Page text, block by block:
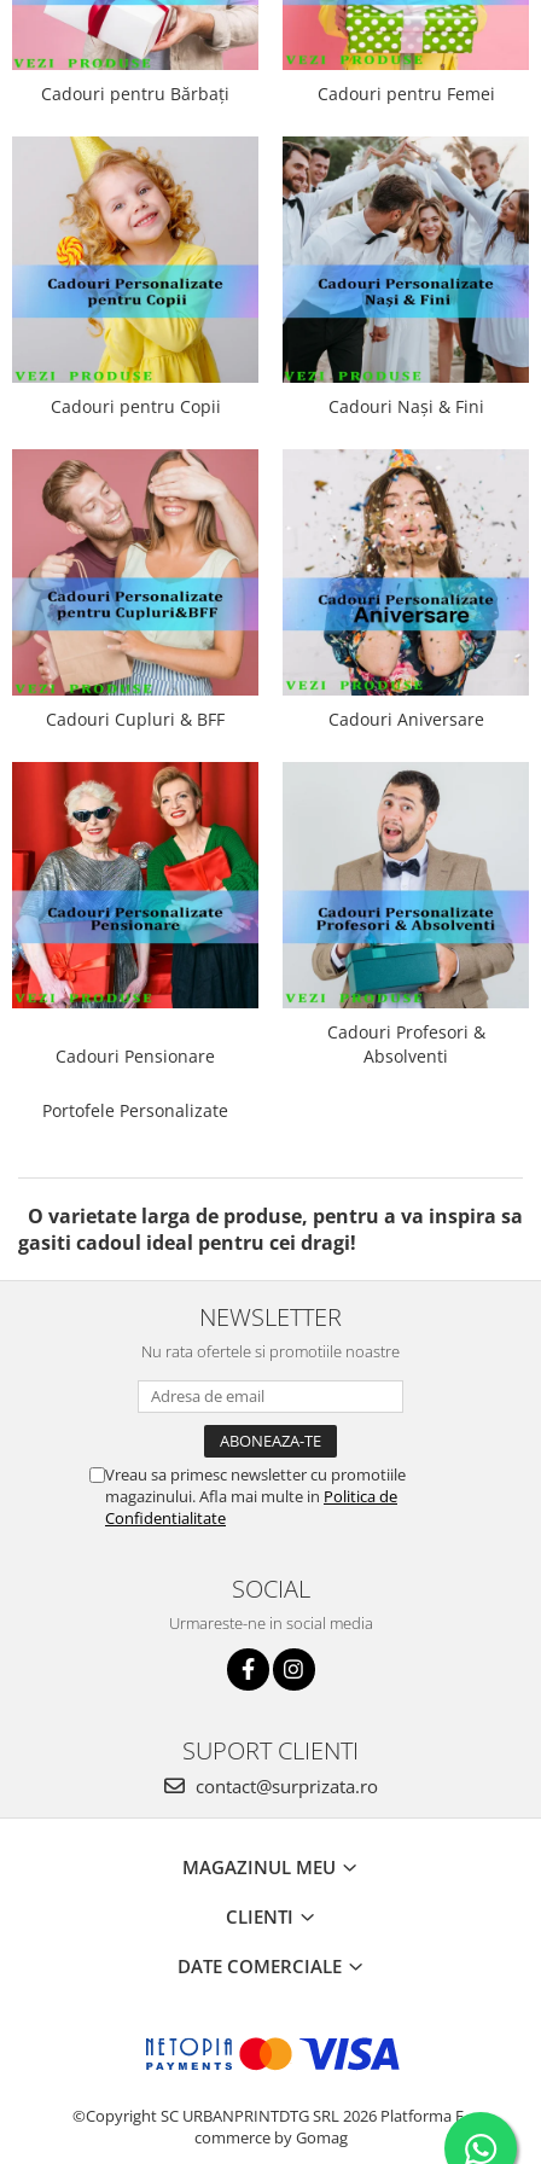
Cadouri pentru Bărbați Cadouri pentru Femei
Cadouri pentru Copii Cadouri Nași & Fini
Cadouri Cupluri & BFF Cadouri Aniversare
Cadouri Pensionare
Cadouri Profesori &
Absolventi
Portofele Personalizate
O varietate larga de produse, pentru a va inspira sa
gasiti cadoul ideal pentru cei dragi!
NEWSLETTER
Nu rata ofertele si promotiile noastre
Vreau sa primesc newsletter cu promotiile
magazinului. Afla mai multe in Politica de
Confidentialitate
SOCIAL
Urmareste-ne in social media
SUPORT CLIENTI
contact@surprizata.ro
MAGAZINUL MEU
CLIENTI
DATE COMERCIALE
©Copyright SC URBANPRINTDTG SRL 2026 Platforma E-
commerce by Gomag